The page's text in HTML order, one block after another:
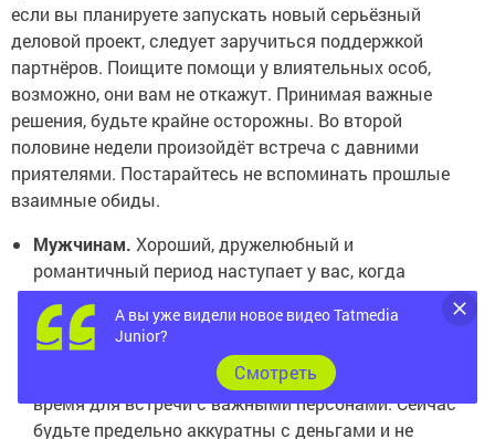
если вы планируете запускать новый серьёзный
деловой проект, следует заручиться поддержкой
партнёров. Поищите помощи у влиятельных особ,
возможно, они вам не откажут. Принимая важные
решения, будьте крайне осторожны. Во второй
половине недели произойдёт встреча с давними
приятелями. Постарайтесь не вспоминать прошлые
взаимные обиды.
Мужчинам. Хороший, дружелюбный и
романтичный период наступает у вас, когда
можно с кем-то подружиться, обрести новых
единомышленников, ну и влюбиться, конечно. И
для работы этот период неплох, на всё должно
хватить и сил, и времени, и энтузиазма. Удачное
время для встречи с важными персонами. Сейчас
будьте предельно аккуратны с деньгами и не
А вы уже видели новое видео Tatmedia
Junior?
Cмотреть